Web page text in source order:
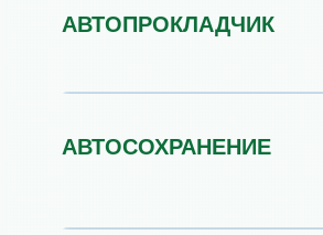
АВТОПРОКЛАДЧИК
АВТОСОХРАНЕНИЕ